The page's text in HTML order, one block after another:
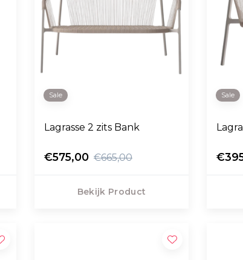
Sale
Lagrasse 2 zits Bank
€575,00 €665,00
Bekijk Product
Sale